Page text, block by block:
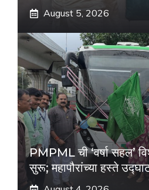
August 5, 2026
PMPML ची ‘वर्षा सहल’
सुरू; महापौरांच्या हस्ते